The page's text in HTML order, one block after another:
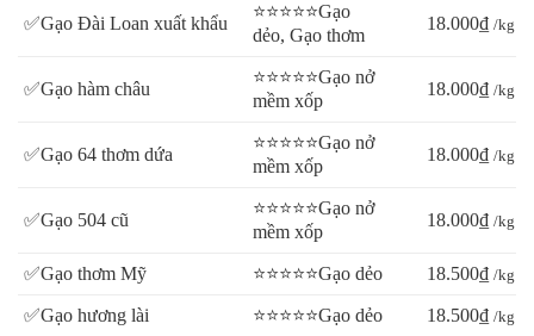
✅Gạo Đài Loan xuất khẩu
⭐⭐⭐⭐⭐Gạo
dẻo, Gạo thơm
18.000₫ /kg
✅Gạo hàm châu
⭐⭐⭐⭐⭐Gạo nở
mềm xốp
18.000₫ /kg
✅Gạo 64 thơm dứa
⭐⭐⭐⭐⭐Gạo nở
mềm xốp
18.000₫ /kg
✅Gạo 504 cũ
⭐⭐⭐⭐⭐Gạo nở
mềm xốp
18.000₫ /kg
✅Gạo thơm Mỹ ⭐⭐⭐⭐⭐Gạo dẻo 18.500₫ /kg
✅Gạo hương lài ⭐⭐⭐⭐⭐Gạo dẻo 18.500₫ /kg